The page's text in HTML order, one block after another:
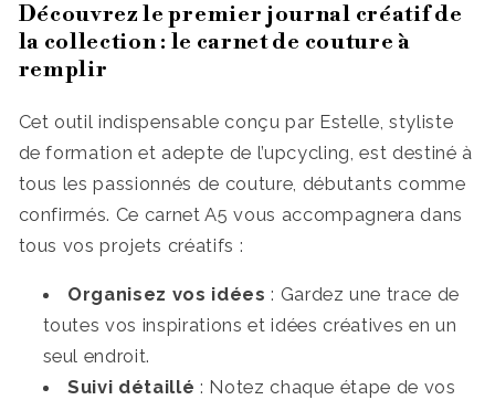
Découvrez le premier journal créatif de
la collection : le carnet de couture à
remplir
Cet outil indispensable conçu par Estelle, styliste
de formation et adepte de l’upcycling, est destiné à
tous les passionnés de couture, débutants comme
confirmés. Ce carnet A5 vous accompagnera dans
tous vos projets créatifs :
Organisez vos idées : Gardez une trace de
toutes vos inspirations et idées créatives en un
seul endroit.
Suivi détaillé : Notez chaque étape de vos